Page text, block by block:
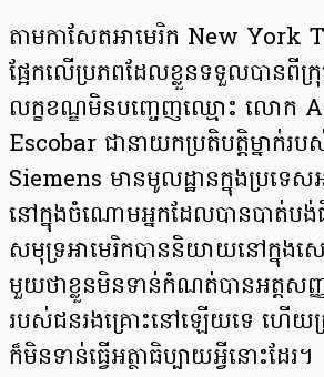
តាមកាសែតអាមេរិក New York
ផ្អែកលើប្រភពដែលខ្លួនទទួលបានពីក្រុម
លក្ខខណ្ឌមិនបញ្ចេញឈ្មោះ លោក
Escobar ជានាយកប្រតិបត្តិម្នាក់រ
Siemens មានមូលដ្ឋានក្នុងប្រទេស
នៅក្នុងចំណោមអ្នកដែលបានបាត់បង់ជី
សមុទ្រអាមេរិកបាននិយាយនៅក្នុងសេ
មួយថាខ្លួនមិនទាន់កំណត់បានអត្តស
របស់ជនរងគ្រោះនៅឡើយទេ ហើយ
ក៏មិនទាន់ធ្វើអត្ថាធិប្បាយអ្វីនោះដែរ។